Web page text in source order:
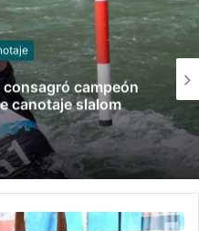
campeón
slalom